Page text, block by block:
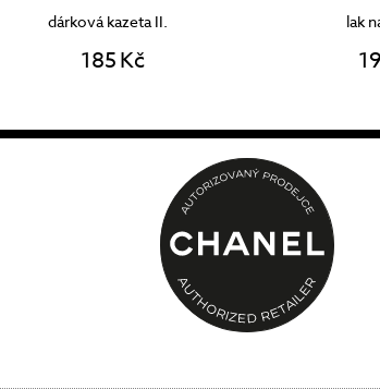
dárková kazeta II.
185 Kč
lak